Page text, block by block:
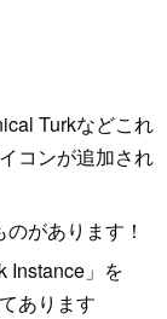
Turkなどこれ
コンが追加され
があります！
Instance」を
あります